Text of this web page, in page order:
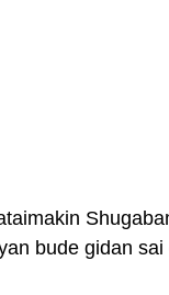
bude gidan